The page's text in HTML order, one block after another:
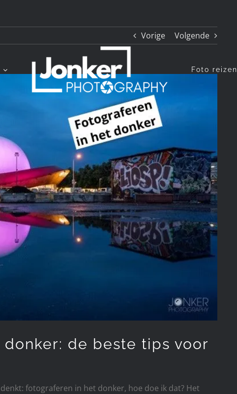
Foto reizen
Vorige Volgende
de beste tips voor
fotograferen in het donker, hoe doe ik dat? Het